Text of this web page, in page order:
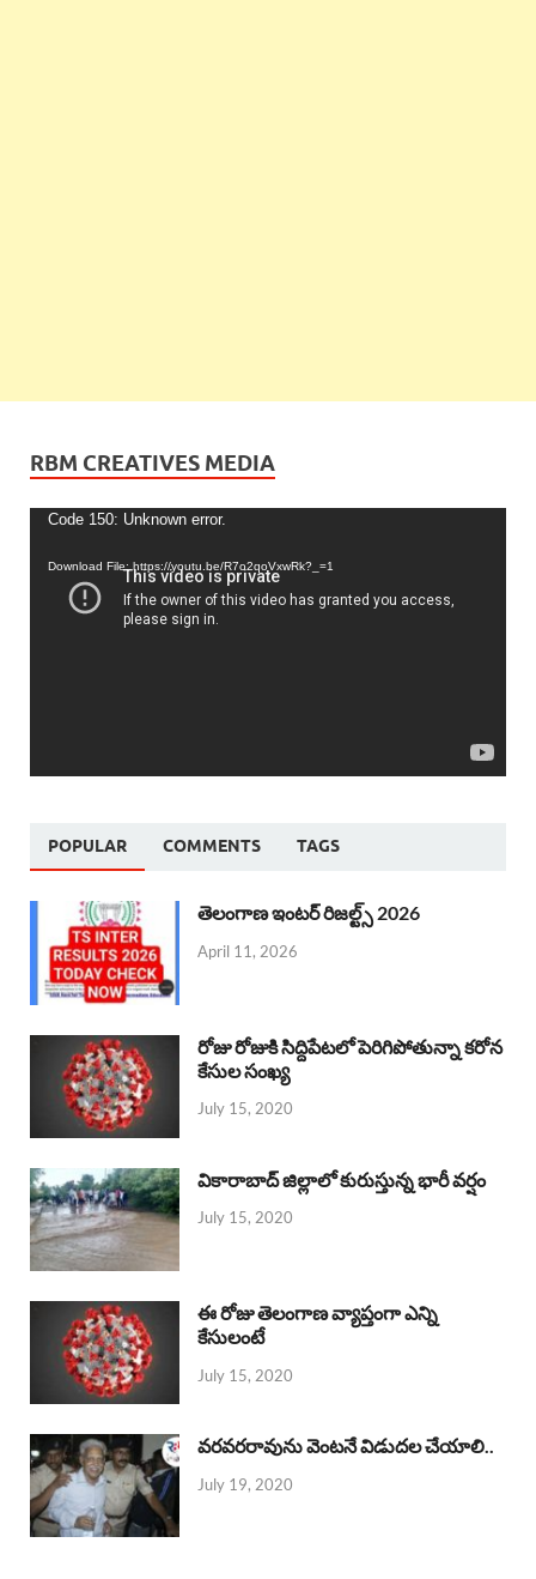
RBM CREATIVES MEDIA
Video
Code 150: Unknown error.
Download File: https://youtu.be/R7o2qoVxwRk?_=1
POPULAR COMMENTS TAGS
తెలంగాణ ఇంటర్ రిజల్ట్స్ 2026
April 11, 2026
రోజు రోజుకి సిద్దిపేటలో పెరిగిపోతున్నా కరోన
కేసుల సంఖ్య
July 15, 2020
వికారాబాద్ జిల్లాలో కురుస్తున్న భారీ వర్షం
July 15, 2020
ఈ రోజు తెలంగాణ వ్యాప్తంగా ఎన్ని
కేసులంటే
July 15, 2020
వరవరరావును వెంటనే విడుదల చేయాలి..
July 19, 2020